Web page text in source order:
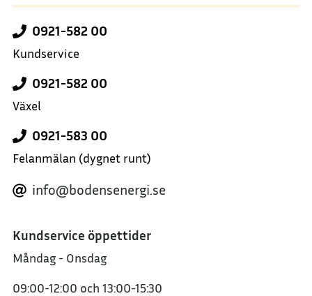
0921-582 00
Kundservice
0921-582 00
Växel
0921-583 00
Felanmälan (dygnet runt)
info@bodensenergi.se
Kundservice öppettider
Måndag - Onsdag
09:00-12:00 och 13:00-15:30